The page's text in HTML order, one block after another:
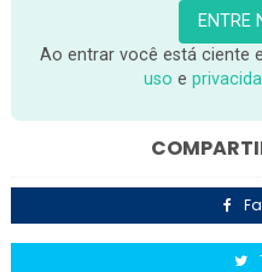
ENTRE
Ao entrar você está ciente
uso e